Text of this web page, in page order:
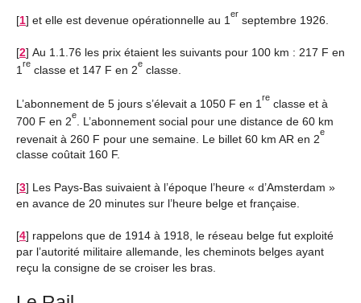
[1] et elle est devenue opérationnelle au 1
er
septembre 1926.
[2] Au 1.1.76 les prix étaient les suivants pour 100 km : 217 F en
1
re
classe et 147 F en 2
e
classe.
L’abonnement de 5 jours s’élevait a 1050 F en 1
re
classe et à
700 F en 2
e
. L’abonnement social pour une distance de 60 km
revenait à 260 F pour une semaine. Le billet 60 km AR en 2
e
classe coûtait 160 F.
[3]
Les Pays-Bas suivaient à l’époque l’heure « d’Amsterdam »
en avance de 20 minutes sur l’heure belge et française.
[4] rappelons que de 1914 à 1918, le réseau belge fut exploité
par l’autorité militaire allemande, les cheminots belges ayant
reçu la consigne de se croiser les bras.